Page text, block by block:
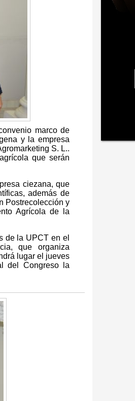
marco de
y la empresa
S. L..
que serán
ciezana, que
además de
Postrecolección y
Agrícola de la
de la UPCT en el
que organiza
lugar el jueves
del Congreso la